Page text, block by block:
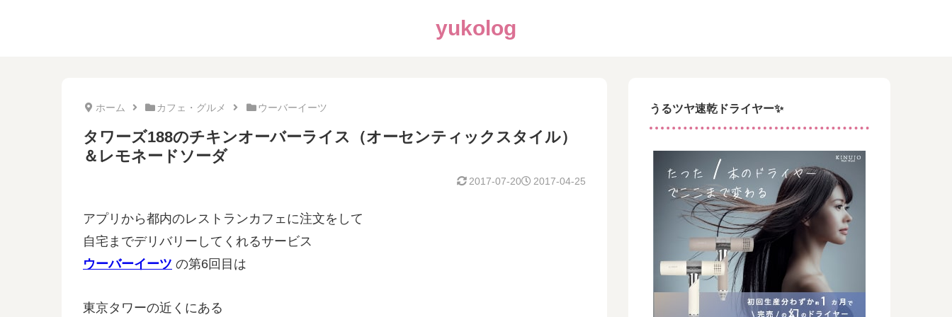
yukolog
ホーム カフェ・グルメ ウーバーイーツ
タワーズ188のチキンオーバーライス（オーセンティックスタイル）
＆レモネードソーダ
2017-04-25
2017-07-20
アプリから都内のレストランカフェに注文をして
自宅までデリバリーしてくれるサービス
ウーバーイーツ の第6回目は
東京タワーの近くにある
うるツヤ速乾ドライヤー✨